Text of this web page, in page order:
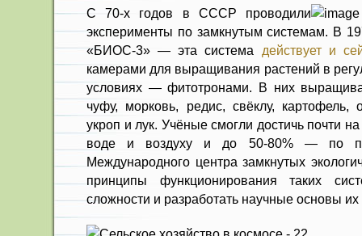
С 70-х годов в СССР проводили
эксперименты по замкнутым системам. В
«БИОС-3» — эта система действует и
камерами для выращивания растений в
условиях — фитотронами. В них
чуфу, морковь, редис, свёклу, картофель,
укроп и лук. Учёные смогли достичь почти
воде и воздуху и до 50-80% — по
Международного центра замкнутых
принципы функционирования таких
сложности и разработать научные основы их